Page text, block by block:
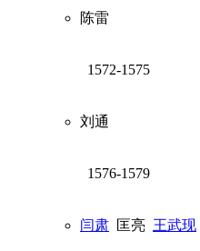
陈雷
1572-1575
刘通
1576-1579
闫肃 匡亮 王武现